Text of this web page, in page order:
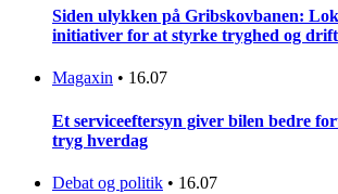
Siden ulykken på Gribskovbanen:
initiativer for at styrke tryghed og drift
Magaxin • 16.07
Et serviceeftersyn giver bilen bedre
tryg hverdag
Debat og politik • 16.07